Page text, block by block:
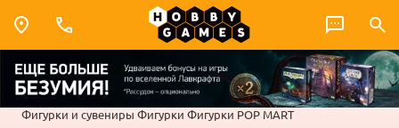
Фигурки и сувениры Фигурки Фигурки POP MART